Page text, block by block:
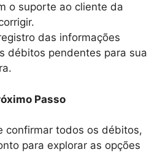
o suporte ao cliente da
das informações
débitos pendentes para sua
Passo
confirmar todos os débitos,
para explorar as opções